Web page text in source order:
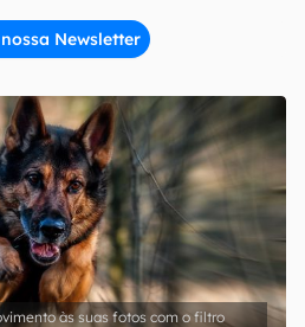
Newsletter
às suas fotos com o filtro